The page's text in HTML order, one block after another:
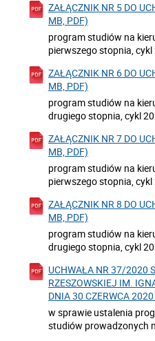
ZAŁĄCZNIK NR 5 DO
MB, PDF)
program studiów na
pierwszego stopnia,
ZAŁĄCZNIK NR 6 DO
MB, PDF)
program studiów na
drugiego stopnia, cykl
ZAŁĄCZNIK NR 7 DO
MB, PDF)
program studiów na
pierwszego stopnia,
ZAŁĄCZNIK NR 8 DO
MB, PDF)
program studiów na
drugiego stopnia, cykl
UCHWAŁA NR 37/2020
RZESZOWSKIEJ IM.
DNIA 30 CZERWCA
w sprawie ustalenia
studiów prowadzonych